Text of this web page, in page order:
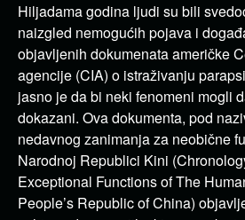
Hiljadama godina ljudi su bili
naizgled nemogućih pojava i
objavljenih dokumenata američke
agencije (CIA) o istraživanju
jasno je da bi neki fenomeni mogli
dokazani. Ova dokumenta, pod
nedavnog zanimanja za neobične
Narodnoj Republici Kini
Exceptional Functions of The
People’s Republic of China)